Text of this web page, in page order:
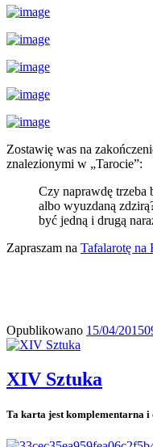
Zostawię was na
znalezionymi w „Tarocie”:
Czy naprawdę trzeba
albo wyuzdaną
być jedną i drugą
Zapraszam na Tafalarotę na
Opublikowano 15/04/2015
XIV Sztuka
Ta karta jest komplementarna